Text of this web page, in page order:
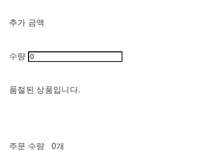
추가 금액
수량
품절된 상품입니다.
주문 수량 0개